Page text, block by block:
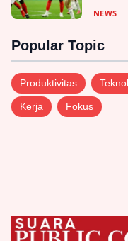
NEWS
Popular Topic
Produktivitas
Kerja Fokus